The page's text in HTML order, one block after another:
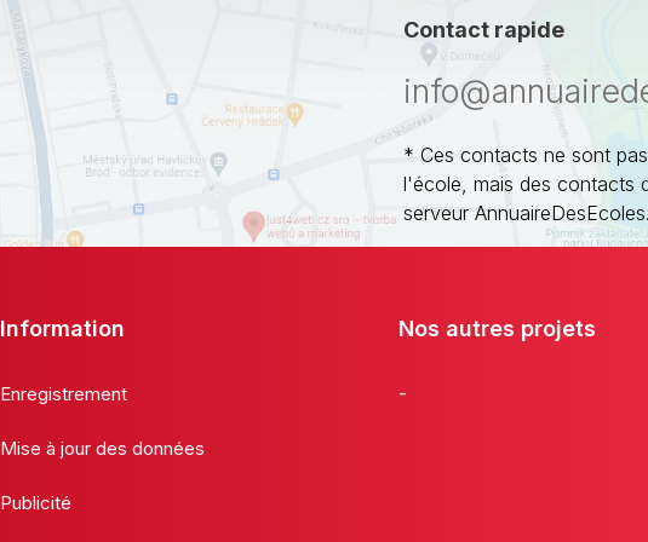
Contact rapide
* Ces contacts ne sont
l'école, mais des contacts
serveur
Information
Enregistrement
Mise à jour des données
Publicité
Nos autres projets
-